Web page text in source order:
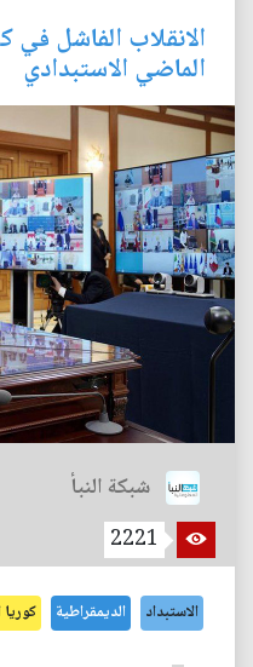
الانقلاب الفاشل في
الماضي الاستبدادي
شبكة النبأ
2221
الاستبداد الديمقراطية كوريا